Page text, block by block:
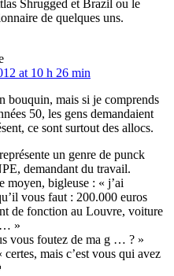
Shrugged et Brazil ou le
de quelques uns.
at 10 h 26 min
bouquin, mais si je comprends
50, les gens demandaient
ce sont surtout des allocs.
un genre de punck
demandant du travail.
moyen, bigleuse : « j’ai
vous faut : 200.000 euros
de fonction au Louvre, voiture
… »
vous foutez de ma g … ? »
certes, mais c’est vous qui avez